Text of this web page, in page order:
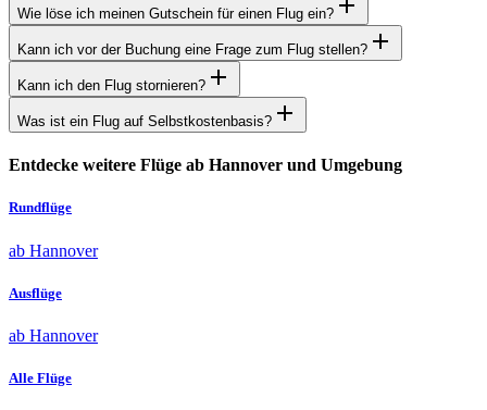
Wie löse ich meinen Gutschein für einen Flug ein?
Kann ich vor der Buchung eine Frage zum Flug stellen?
Kann ich den Flug stornieren?
Was ist ein Flug auf Selbstkostenbasis?
Entdecke weitere Flüge ab Hannover und Umgebung
Rundflüge
ab Hannover
Ausflüge
ab Hannover
Alle Flüge